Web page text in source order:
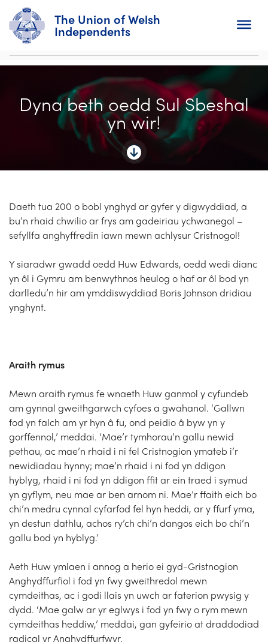
The Union of Welsh
Independents
Home
For Churches
Activity
Church Finder
Training
Dyna beth oedd Sul Sbeshal
yn wir!
Daeth tua 200 o bobl ynghyd ar gyfer y digwyddiad, a
bu’n rhaid chwilio ar frys am gadeiriau ychwanegol –
sefyllfa anghyffredin iawn mewn achlysur Cristnogol!
Y siaradwr gwadd oedd Huw Edwards, oedd wedi dianc
yn ôl i Gymru am benwythnos heulog o haf ar ôl bod yn
darlledu’n hir am ymddiswyddiad Boris Johnson dridiau
ynghynt.
Araith rymus
Mewn araith rymus fe wnaeth Huw ganmol y cyfundeb
am gynnal gweithgarwch cyfoes a gwahanol. ‘Gallwn
fod yn falch am yr hyn â fu, ond peidio â byw yn y
gorffennol,’ meddai. ‘Mae’r tymhorau’n gallu newid
pethau, ac mae’n rhaid i ni fel Cristnogion ymateb i’r
newidiadau hynny; mae’n rhaid i ni fod yn ddigon
hyblyg, rhaid i ni fod yn ddigon ffit ar ein traed i symud
yn gyflym, neu mae ar ben arnom ni. Mae’r ffaith eich bo
chi’n medru cynnal cyfarfod fel hyn heddi, ar y ffurf yma,
yn destun dathlu, achos ry’ch chi’n dangos eich bo chi’n
gallu bod yn hyblyg.’
Aeth Huw ymlaen i annog a herio ei gyd-Gristnogion
Anghydffurfiol i fod yn fwy gweithredol mewn
cymdeithas, ac i godi llais yn uwch ar faterion pwysig y
dydd. ‘Mae galw ar yr eglwys i fod yn fwy o rym mewn
cymdeithas heddiw,’ meddai, gan gyfeirio at draddodiad
radical yr Anghydffurfwyr.